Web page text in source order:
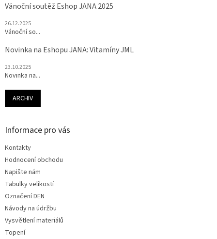
Vánoční soutěž Eshop JANA 2025
26.12.2025
Vánoční so...
Novinka na Eshopu JANA: Vitamíny JML
23.10.2025
Novinka na...
ARCHIV
Informace pro vás
Kontakty
Hodnocení obchodu
Napište nám
Tabulky velikostí
Označení DEN
Návody na údržbu
Vysvětlení materiálů
Topení